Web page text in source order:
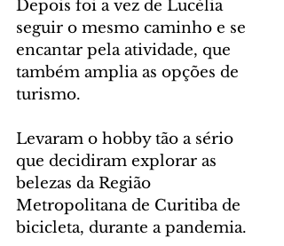
Depois foi a vez de Lucélia
seguir o mesmo caminho e se
encantar pela atividade, que
também amplia as opções de
turismo.
Levaram o hobby tão a sério
que decidiram explorar as
belezas da Região
Metropolitana de Curitiba de
bicicleta, durante a pandemia.